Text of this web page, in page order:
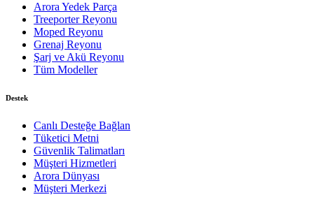
Arora Yedek Parça
Treeporter Reyonu
Moped Reyonu
Grenaj Reyonu
Şarj ve Akü Reyonu
Tüm Modeller
Destek
Canlı Desteğe Bağlan
Tüketici Metni
Güvenlik Talimatları
Müşteri Hizmetleri
Arora Dünyası
Müşteri Merkezi